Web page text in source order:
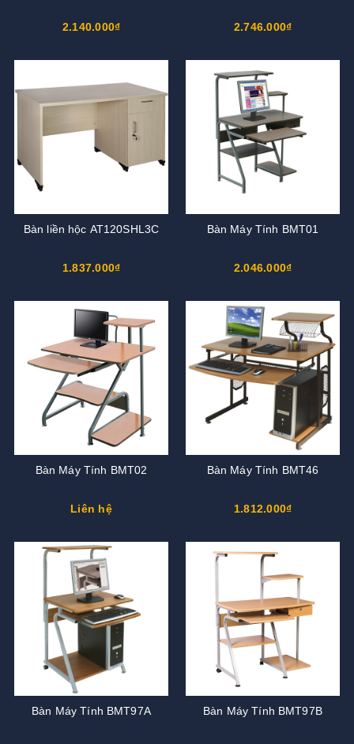
2.140.000₫ 2.746.000₫
Bàn liền hộc AT120SHL3C
1.837.000₫
Bàn Máy Tính BMT01
2.046.000₫
Bàn Máy Tính BMT02
Liên hệ
Bàn Máy Tính BMT46
1.812.000₫
Bàn Máy Tính BMT97A Bàn Máy Tính BMT97B